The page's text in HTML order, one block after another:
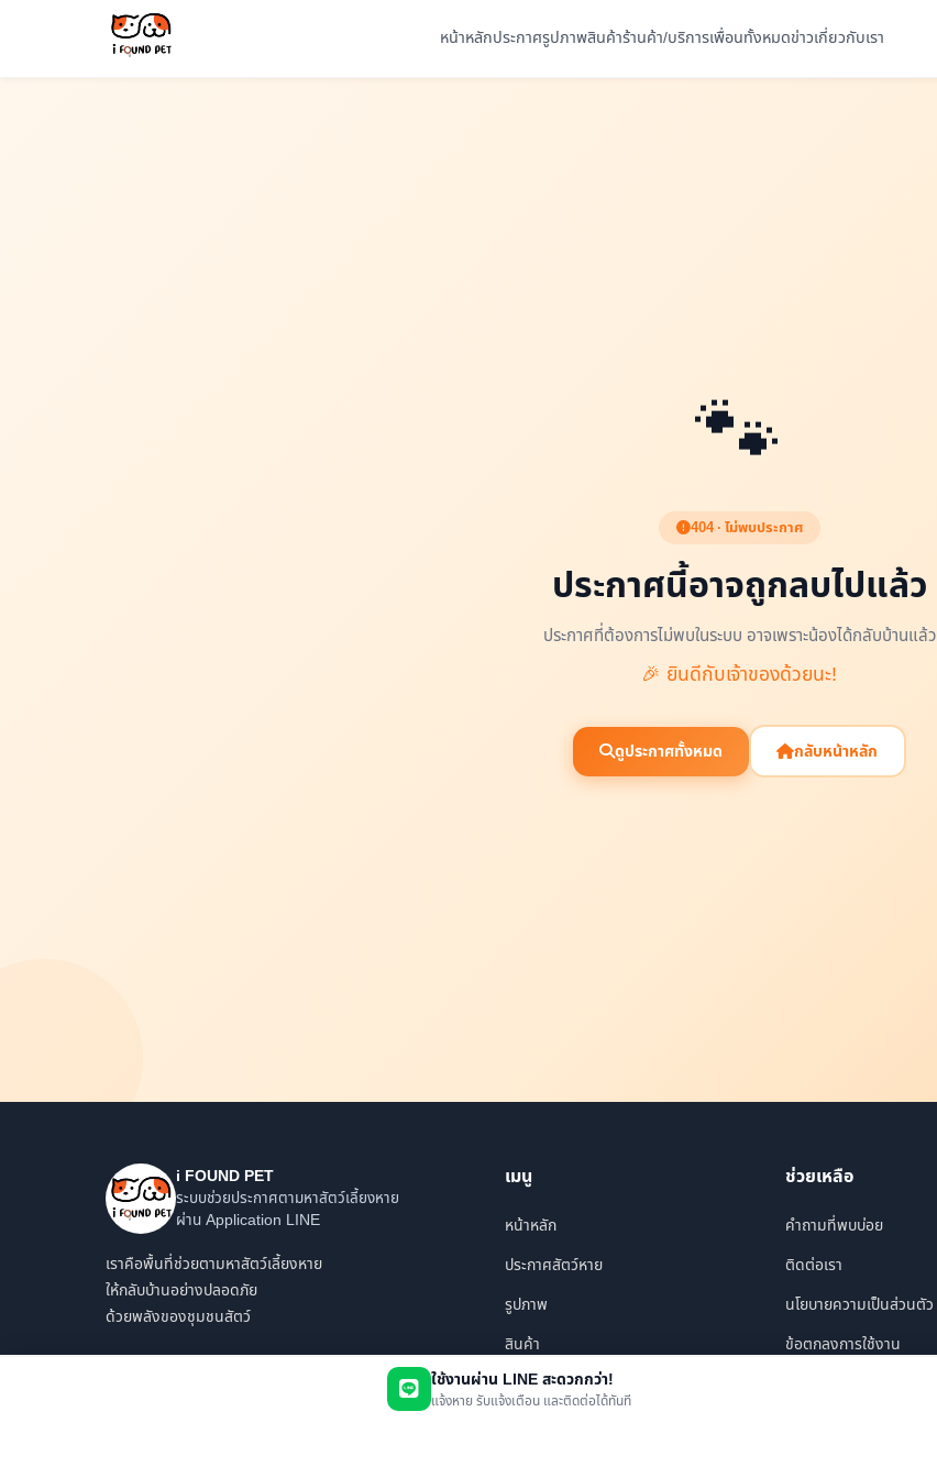
หน้าหลักประกาศรูปภาพสินค้าร้านค้า/บริการเพื่อนทั้งหมดข่าวเกี่ยวกับเรา
ใช้งานผ่าน LINE สะดวกกว่า!
แจ้งหาย รับแจ้งเตือน และติดต่อได้ทันที
🐾
404 · ไม่พบประกาศ
ประกาศนี้อาจถูกลบไปแล้ว
ประกาศที่ต้องการไม่พบในระบบ อาจเพราะน้องได้กลับบ้านแล้ว
🎉 ยินดีกับเจ้าของด้วยนะ!
ดูประกาศทั้งหมด กลับหน้าหลัก
i FOUND PET
ระบบช่วยประกาศตามหาสัตว์เลี้ยงหาย
ผ่าน Application LINE
เราคือพื้นที่ช่วยตามหาสัตว์เลี้ยงหาย
ให้กลับบ้านอย่างปลอดภัย
ด้วยพลังของชุมชนสัตว์
เมนู
หน้าหลัก
ประกาศสัตว์หาย
รูปภาพ
สินค้า
ร้านค้า/บริการ
ช่วยเหลือ
คำถามที่พบบ่อย
ติดต่อเรา
นโยบายความเป็นส่วนตัว
ข้อตกลงการใช้งาน